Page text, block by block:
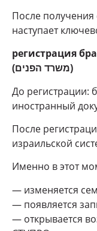
После получения
наступает
регистрация
(משרד הפנים)
До регистрации:
иностранный
После
израильской
Именно в этот
— изменяется
— появляется
— открывается